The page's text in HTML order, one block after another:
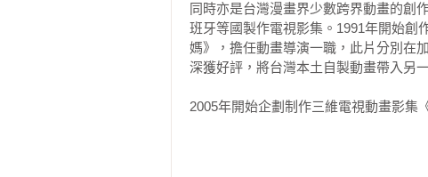
同時亦是台灣漫畫界少數跨界動畫的創
班牙等國製作電視影集。1991年開始創
媽》，擔任動畫導演一職，此片分別在
深獲好評，將台灣本土自製動畫帶入另
2005年開始企劃制作三維電視動畫影集